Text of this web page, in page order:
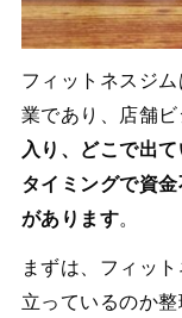
フィットネスジ
業であり、店舗ビ
入り、どこで出
タイミングで資
があります。
まずは、フィッ
立っているのか整